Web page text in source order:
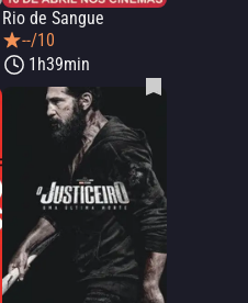
Rio de Sangue
--/10
1h39min